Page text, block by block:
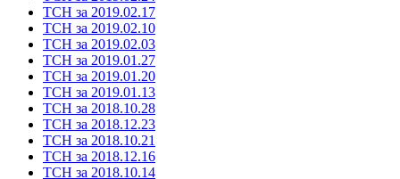
ТСН за 2019.02.17
ТСН за 2019.02.10
ТСН за 2019.02.03
ТСН за 2019.01.27
ТСН за 2019.01.20
ТСН за 2019.01.13
ТСН за 2018.10.28
ТСН за 2018.12.23
ТСН за 2018.10.21
ТСН за 2018.12.16
ТСН за 2018.10.14